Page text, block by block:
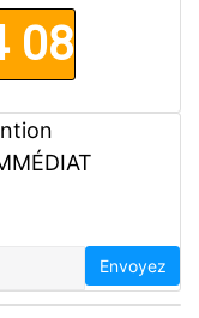
08
Envoyez